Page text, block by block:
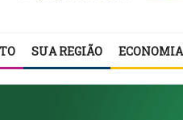
SUA REGIÃO ECONOMIA